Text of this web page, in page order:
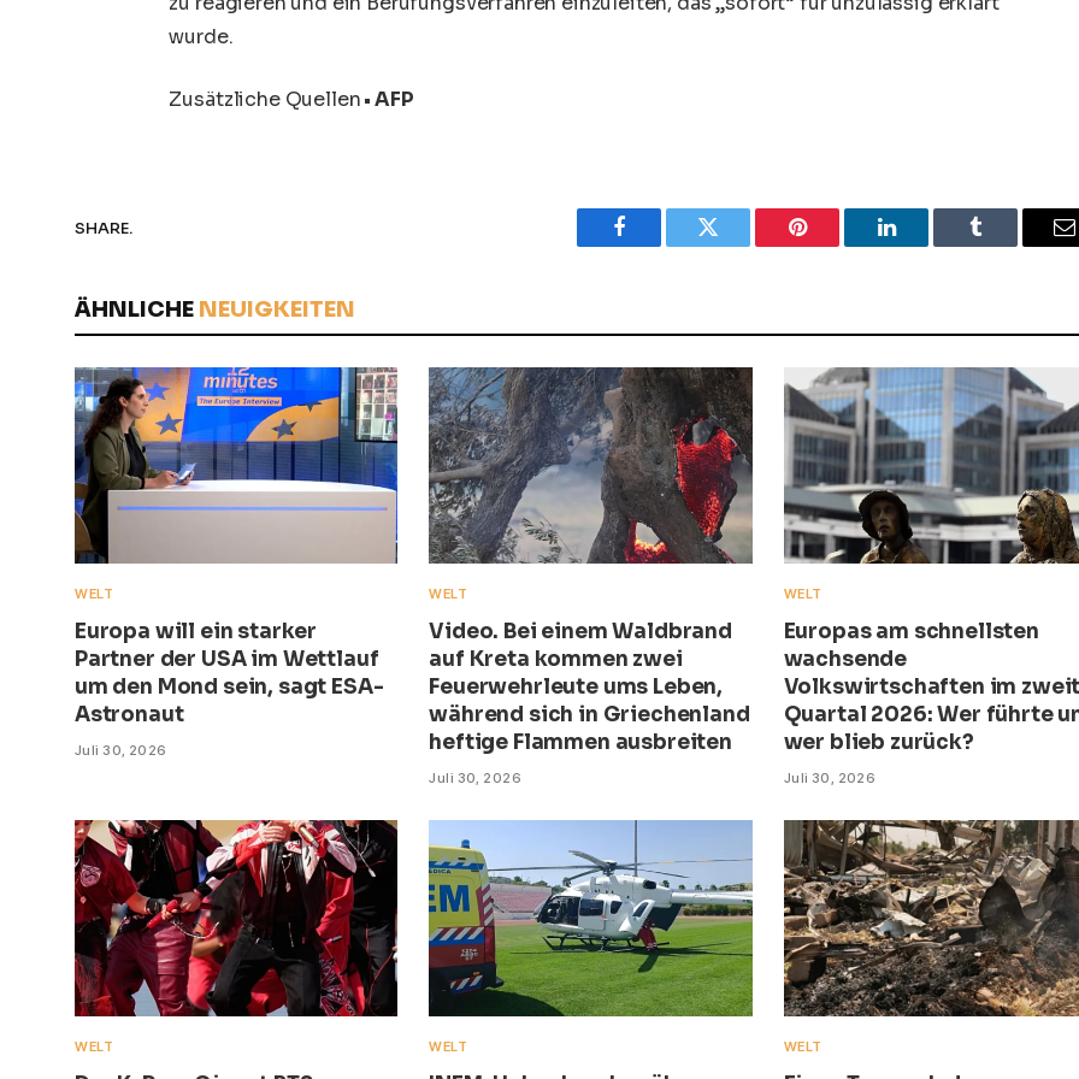
wurde.
Zusätzliche Quellen• AFP
SHARE.
Facebook Twitter Pinterest LinkedIn Tumblr
ÄHNLICHE NEUIGKEITEN
WELT
Europa will ein starker
Partner der USA im Wettlauf
um den Mond sein, sagt ESA-
Astronaut
Juli 30, 2026
WELT
Video. Bei einem Waldbrand
auf Kreta kommen zwei
Feuerwehrleute ums Leben,
während sich in Griechenland
heftige Flammen ausbreiten
Juli 30, 2026
WELT
Europas am schnellsten
wachsende
Volkswirtschaften im
Quartal 2026: Wer führte
wer blieb zurück?
Juli 30, 2026
WELT WELT WELT